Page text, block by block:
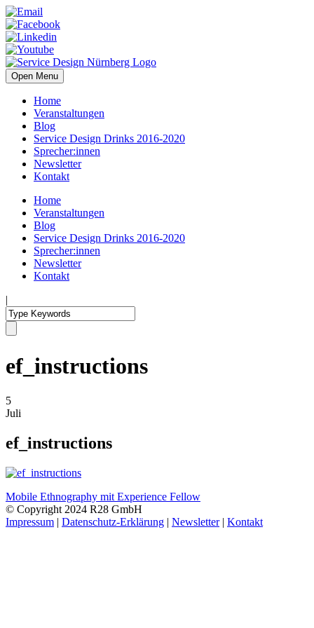
Open Menu
Home
Veranstaltungen
Blog
Service Design Drinks 2016-2020
Sprecher:innen
Newsletter
Kontakt
Home
Veranstaltungen
Blog
Service Design Drinks 2016-2020
Sprecher:innen
Newsletter
Kontakt
|
ef_instructions
5
Juli
ef_instructions
Mobile Ethnography mit Experience Fellow
© Copyright 2024 R28 GmbH
Impressum | Datenschutz-Erklärung | Newsletter| Kontakt